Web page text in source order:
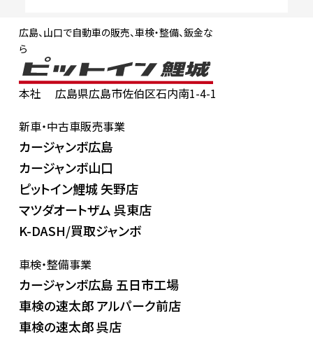
広島、山口で自動車の販売、車検・整備、鈑金な
ら
本社
広島県広島市佐伯区石内南1-4-1
新車・中古車販売事業
カージャンボ広島
カージャンボ山口
ピットイン鯉城 矢野店
マツダオートザム 呉東店
K-DASH/買取ジャンボ
車検・整備事業
カージャンボ広島 五日市工場
車検の速太郎 アルパーク前店
車検の速太郎 呉店